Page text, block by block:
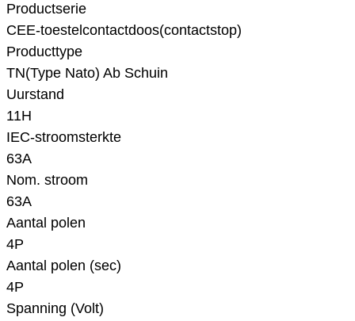
Productserie
CEE-toestelcontactdoos(contactstop)
Producttype
TN(Type Nato) Ab Schuin
Uurstand
11H
IEC-stroomsterkte
63A
Nom. stroom
63A
Aantal polen
4P
Aantal polen (sec)
4P
Spanning (Volt)